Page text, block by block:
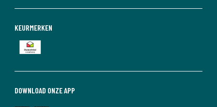
DOWNLOAD ONZE APP
KEURMERKEN